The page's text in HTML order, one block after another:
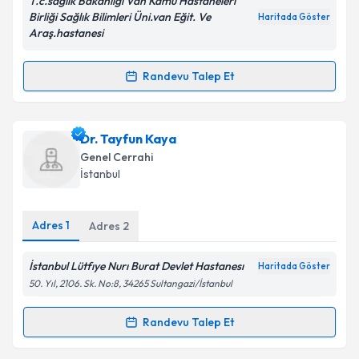
Kişisel verilerimin işlenmesine ilişkin
Aydınlatma
Metni
Birliği Sağlık Bilimleri Üni.van Eğit. Ve
Araş.hastanesi
Haritada Göster
Randevu Talep Et
Randevu Takvimi Talebi
Dr. Okan Murat Aktürk
oluşturun. Size bu uzmandan randevu almanız için bir
takvim hazırlandığında e-posta ile bilgilendireceğiz.
Kişisel verilerimin işlenmesine ilişkin
kapsamda işlenmesini kabul ediyorum.
Dr. Tayfun Kaya
Genel Cerrahi
İstanbul
Adres 1 Adres 2
İstanbul Lütfıye Nurı Burat Devlet Hastanesı Haritada Göster
50. Yıl, 2106. Sk. No:8, 34265 Sultangazi/İstanbul
Randevu Talep Et
Randevu Takvimi Talebi